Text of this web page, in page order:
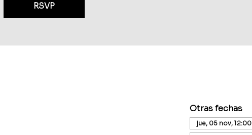
RSVP
Otras fechas
jue, 05 nov, 12:00